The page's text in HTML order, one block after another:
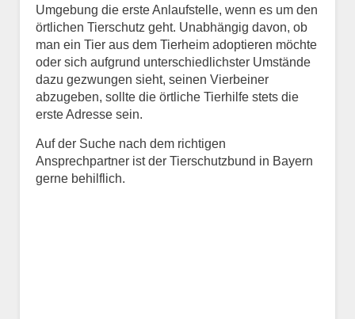
Umgebung die erste Anlaufstelle, wenn es um den
örtlichen Tierschutz geht. Unabhängig davon, ob
man ein Tier aus dem Tierheim adoptieren möchte
oder sich aufgrund unterschiedlichster Umstände
dazu gezwungen sieht, seinen Vierbeiner
abzugeben, sollte die örtliche Tierhilfe stets die
erste Adresse sein.
Auf der Suche nach dem richtigen
Ansprechpartner ist der Tierschutzbund in Bayern
gerne behilflich.